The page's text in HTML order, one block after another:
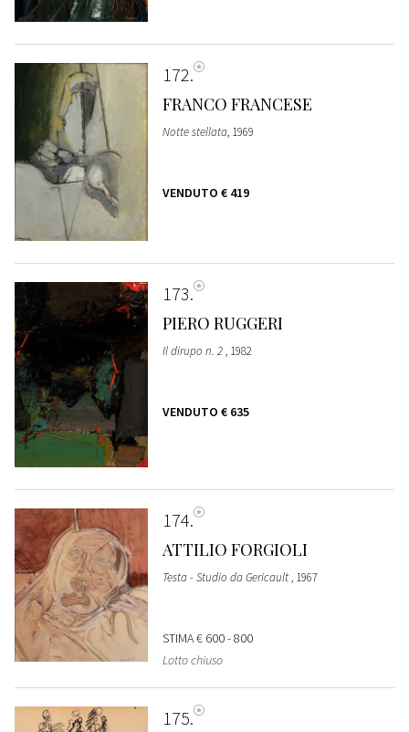
172
FRANCO FRANCESE
Notte stellata, 1969
VENDUTO € 419
173
PIERO RUGGERI
Il dirupo n. 2, 1982
VENDUTO € 635
174
ATTILIO FORGIOLI
Testa - Studio da Gericault, 1967
STIMA€ 600 - 800
Lotto chiuso
175